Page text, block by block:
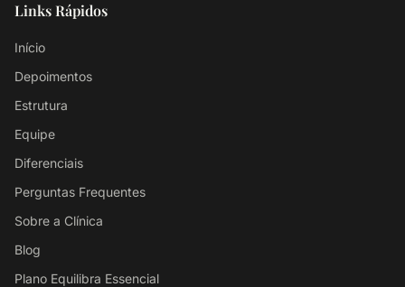
Links Rápidos
Início
Depoimentos
Estrutura
Equipe
Diferenciais
Perguntas Frequentes
Sobre a Clínica
Blog
Plano Equilibra Essencial